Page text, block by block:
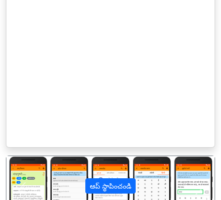
ఆప్ స్థాపించండి
पिछला